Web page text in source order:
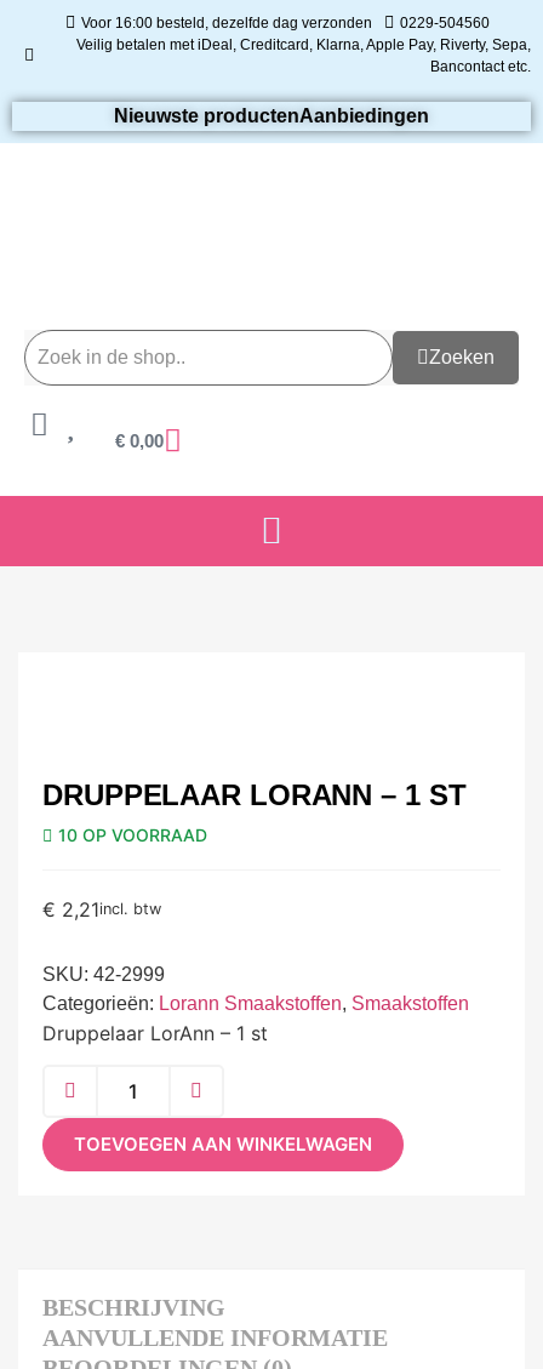
Voor 16:00 besteld, dezelfde dag verzonden
0229-504560
Veilig betalen met iDeal, Creditcard, Klarna, Apple Pay, Riverty, Sepa,
Bancontact etc.
Nieuwste productenAanbiedingen
Zoeken
€ 0,00
DRUPPELAAR LORANN – 1 ST
10 OP VOORRAAD
€ 2,21incl. btw
SKU: 42-2999
Categorieën: Lorann Smaakstoffen, Smaakstoffen
Druppelaar LorAnn – 1 st
TOEVOEGEN AAN WINKELWAGEN
BESCHRIJVING
AANVULLENDE INFORMATIE